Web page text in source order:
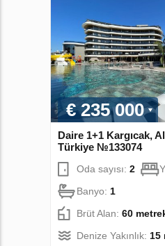
€ 235 000
Daire 1+1 Kargıcak,
Türkiye №133074
Oda sayısı: 2
Banyo: 1
Brüt Alan: 60
Denize Yakınlık: 15